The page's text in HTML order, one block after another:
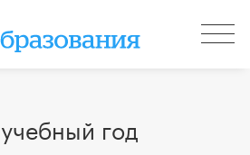
учебный год